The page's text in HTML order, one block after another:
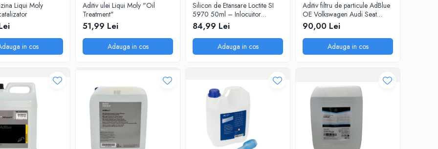
Liqui Moly
in cos
Aditiv ulei Liqui Moly "Oil
Treatment"
51,99 Lei
Adauga in cos
Silicon de Etansare Loctite SI
5970 50ml – Inlocuitor
Garnituri Flanse, Rezistent
-50°C / +200°C, Uscare 25
Minute, Metal si Plastic
84,99 Lei
Adauga in cos
Aditiv filtru de particule AdBlue
OE Volkswagen Audi Seat
Skoda 5L
90,00 Lei
Adauga in cos